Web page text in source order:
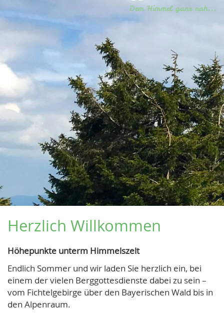
Dem Himmel ganz nah...
Herzlich Willkommen
Höhepunkte unterm Himmelszelt
Endlich Sommer und wir laden Sie herzlich ein, bei
einem der vielen Berggottesdienste dabei zu sein –
vom Fichtelgebirge über den Bayerischen Wald bis in
den Alpenraum.